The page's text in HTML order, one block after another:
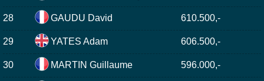
28 GAUDU David 610.500,-
29 YATES Adam 606.500,-
30 MARTIN Guillaume 596.000,-